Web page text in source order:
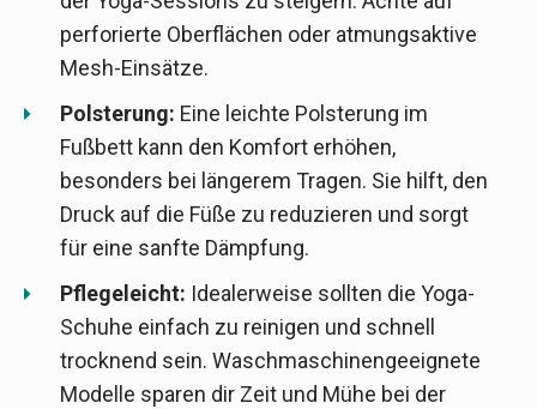
perforierte Oberflächen oder atmungsaktive
Mesh-Einsätze.
Polsterung: Eine leichte Polsterung im
Fußbett kann den Komfort erhöhen,
besonders bei längerem Tragen. Sie hilft, den
Druck auf die Füße zu reduzieren und sorgt
für eine sanfte Dämpfung.
Pflegeleicht: Idealerweise sollten die Yoga-
Schuhe einfach zu reinigen und schnell
trocknend sein. Waschmaschinengeeignete
Modelle sparen dir Zeit und Mühe bei der